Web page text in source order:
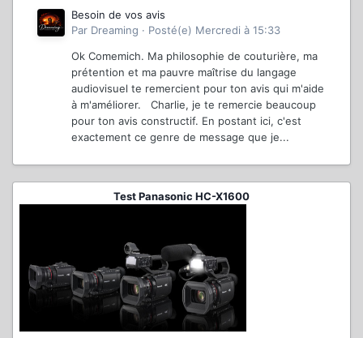
Besoin de vos avis
Par Dreaming · Posté(e) Mercredi à 15:33
Ok Comemich. Ma philosophie de couturière, ma
prétention et ma pauvre maîtrise du langage
audiovisuel te remercient pour ton avis qui m'aide
à m'améliorer. Charlie, je te remercie beaucoup
pour ton avis constructif. En postant ici, c'est
exactement ce genre de message que je...
Test Panasonic HC-X1600